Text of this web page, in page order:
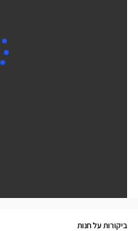
ביקורות על חנות